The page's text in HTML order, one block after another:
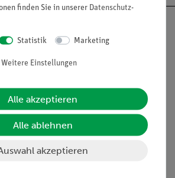
Nach oben
Service
Übersicht Service
finden Sie in unserer Daten­schutz­
Statistik Marketing
Weitere Einstellungen
Alle akzeptieren
Alle ablehnen
akzeptieren